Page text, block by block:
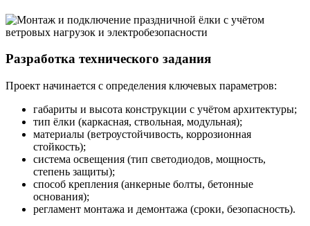
Разработка технического задания
Проект начинается с определения ключевых параметров:
габариты и высота конструкции с учётом архитектуры;
тип ёлки (каркасная, ствольная, модульная);
материалы (ветроустойчивость, коррозионная
стойкость);
система освещения (тип светодиодов, мощность,
степень защиты);
способ крепления (анкерные болты, бетонные
основания);
регламент монтажа и демонтажа (сроки, безопасность).